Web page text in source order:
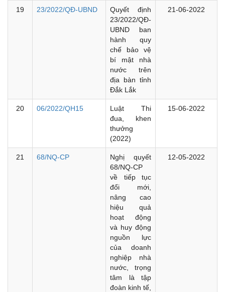
19 23/2022/QĐ-UBND
Quyết định
23/2022/QĐ-
UBND ban
hành quy
chế bảo vệ
bí mật nhà
nước trên
địa bàn tỉnh
Đắk Lắk
21-06-2022
20 06/2022/QH15
Luật Thi
đua, khen
thưởng
(2022)
15-06-2022
21 68/NQ-CP
Nghị quyết
68/NQ-CP
về tiếp tục
đổi mới,
nâng cao
hiệu quả
hoạt động
và huy động
nguồn lực
của doanh
nghiệp nhà
nước, trọng
tâm là tập
đoàn kinh tế,
12-05-2022